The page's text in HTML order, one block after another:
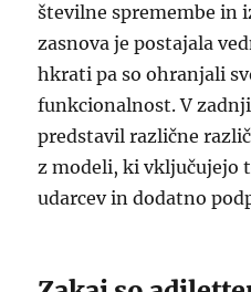
številne spremembe in
zasnova je postajala
hkrati pa so ohranjali
funkcionalnost. V
predstavil različne
z modeli, ki vključujejo
udarcev in dodatno